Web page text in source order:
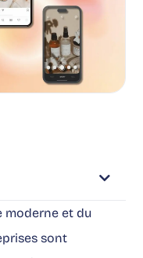
moderne et du
sont